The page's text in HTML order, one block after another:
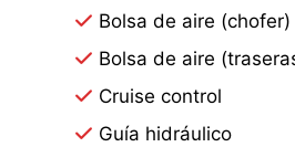
Bolsa de aire (chofer)
Bolsa de aire
Cruise control
Guía hidráulico